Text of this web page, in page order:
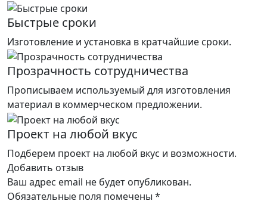
Быстрые сроки
Изготовление и установка в кратчайшие сроки.
Прозрачность сотрудничества
Прописываем используемый для изготовления
материал в коммерческом предложении.
Проект на любой вкус
Подберем проект на любой вкус и возможности.
Добавить отзыв
Ваш адрес email не будет опубликован.
Обязательные поля помечены *